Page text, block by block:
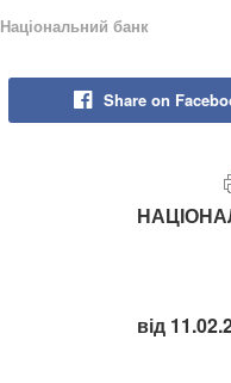
Національний банк
Share on
від